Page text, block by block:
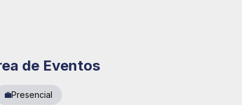
de Eventos
Presencial